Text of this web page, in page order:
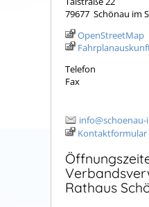
79677 Schönau im
OpenStreetMap
Telefon
Fax
Kontaktformular
Rathaus